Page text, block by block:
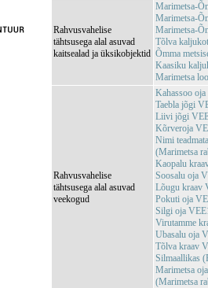
Rahvusvahelise
tähtsusega alal asuvad
kaitsealad ja üksikobjektid
Marimetsa-
Marimetsa-
Marimetsa-
Tõlva
Õmma
Kaasiku
Marimetsa
Rahvusvahelise
tähtsusega alal asuvad
veekogud
Kahassoo
Taebla jõgi
Liivi jõgi
Kõrveroja
Nimi
(Marimetsa
Kaopalu
Soosalu oja
Lõugu kraav
Pokuti oja
Silgi oja
Virutamme
Ubasalu oja
Tõlva kraav
Silmaallikas
Marimetsa
(Marimetsa